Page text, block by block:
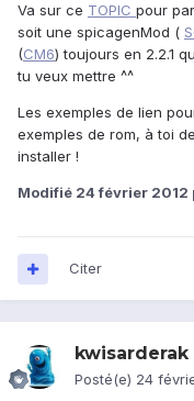
Va sur ce TOPIC pour
soit une spicagenMod (
(CM6) toujours en 2.2.1
tu veux mettre ^^
Les exemples de lien
exemples de rom, à toi
installer !
Modifié 24 février 2012
Citer
kwisarderak
Posté(e) 24